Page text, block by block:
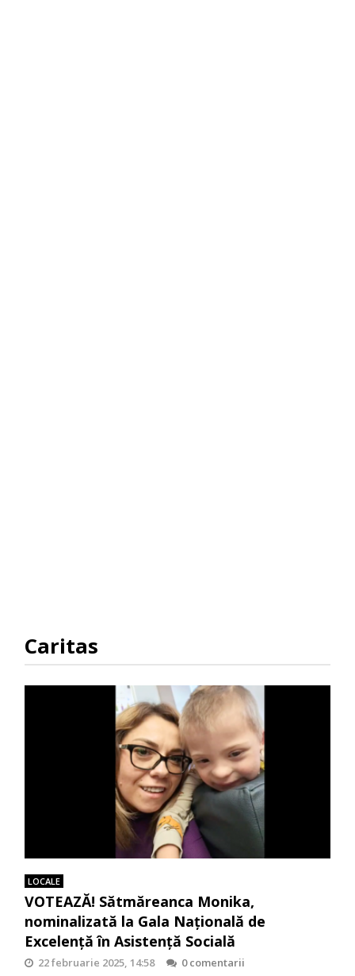
Caritas
LOCALE
VOTEAZĂ! Sătmăreanca Monika,
nominalizată la Gala Națională de
Excelență în Asistență Socială
22 februarie 2025, 14:58
0 comentarii